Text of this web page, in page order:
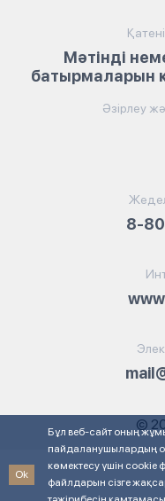
Мәтінді
батырмаларын
Әзірлеу
8-
©
Ok
Бұл веб-сайт оның
пайдаланушылардың
көмектесу үшін cookie
файлдарын сізге